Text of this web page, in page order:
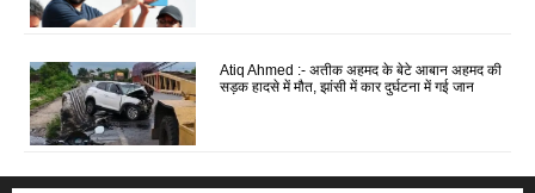
Atiq Ahmed :- अतीक अहमद के बेटे आबान अहमद की
सड़क हादसे में मौत, झांसी में कार दुर्घटना में गई जान